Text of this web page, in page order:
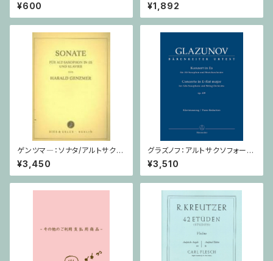
¥600
ルン
¥1,892
ゲンツマ―：ソナタ/アルトサクソ
フォーン・ピアノ
¥3,450
グラズノフ：アルトサクソフォーン
と弦楽オーケストラのための 協
奏曲 変ホ長調 Op. 109 / サク
ソフォーンとピアノ
¥3,510